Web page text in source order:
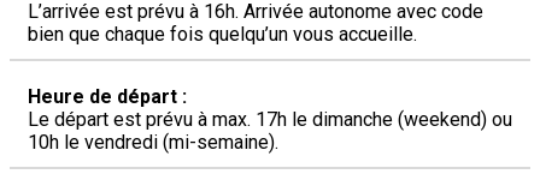
L’arrivée est prévu à 16h. Arrivée autonome avec code
bien que chaque fois quelqu’un vous accueille.
Heure de départ :
Le départ est prévu à max. 17h le dimanche (weekend) ou
10h le vendredi (mi-semaine).